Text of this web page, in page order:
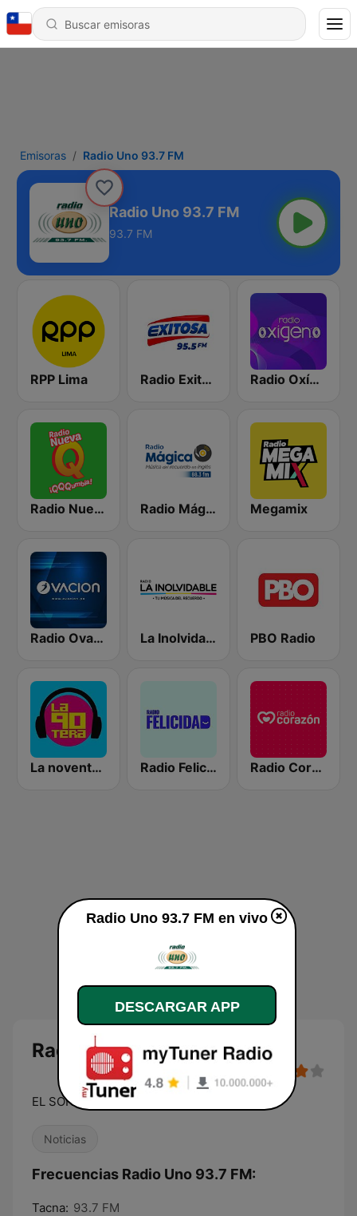
Emisoras Radio Uno 93.7 FM
Radio Uno 93.7 FM
93.7 FM
RPP Lima Radio Exitosa Radio Oxígeno
Radio Nueva Q Radio Mágica 88.3 FM Megamix
Radio Ovación La Inolvidable PBO Radio
La noventera Radio Felicidad Radio Corazón
Radio Uno 93.7 FM
EL SONIDO DE LA PATRIA
Noticias
Frecuencias Radio Uno 93.7 FM:
Tacna: 93.7 FM
Radio Uno 93.7 FM en vivo
DESCARGAR APP